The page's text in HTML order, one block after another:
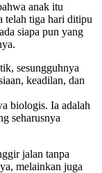
anak itu
telah tiga hari ditipu
siapa pun yang
sesungguhnya
keadilan, dan
biologis. Ia adalah
seharusnya
jalan tanpa
melainkan juga